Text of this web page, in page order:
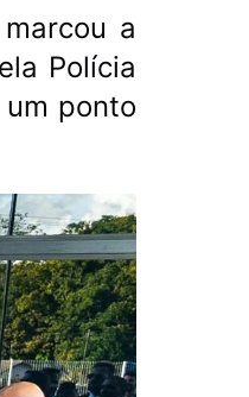
a
Polícia
ponto